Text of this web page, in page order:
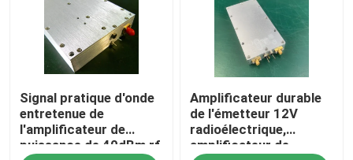
Signal pratique d'onde
entretenue de
l'amplificateur de
puissance de 40dBm rf
Amplificateur durable
de l'émetteur 12V
radioélectrique,
amplificateur de